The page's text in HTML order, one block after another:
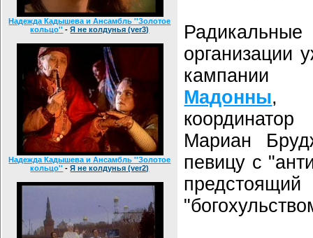
Надежда Кадышева и Ансамбль ''Золотое
кольцо'' -Я не колдунья (ver3)
Надежда Кадышева и Ансамбль ''Золотое
кольцо'' -Я не колдунья (ver2)
организации
Мадонны, а
Мариан
певицу с